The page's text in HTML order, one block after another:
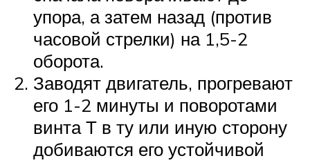
упора, а затем назад (против
часовой стрелки) на 1,5-2
оборота.
Заводят двигатель, прогревают
его 1-2 минуты и поворотами
винта Т в ту или иную сторону
добиваются его устойчивой